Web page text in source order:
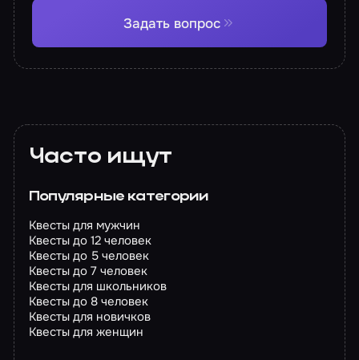
Задать вопрос
Часто ищут
Популярные категории
Квесты для мужчин
Квесты до 12 человек
Квесты до 5 человек
Квесты до 7 человек
Квесты для школьников
Квесты до 8 человек
Квесты для новичков
Квесты для женщин